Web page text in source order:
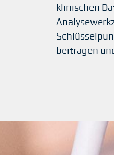
klinischen
beitragen